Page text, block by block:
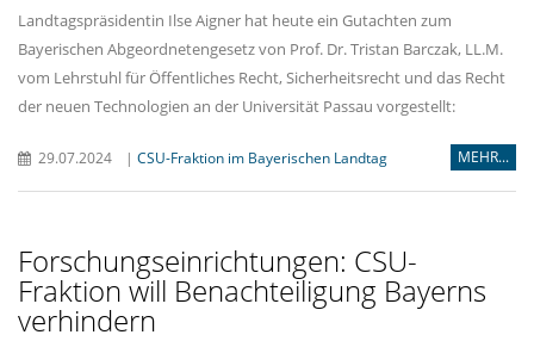
Landtagspräsidentin Ilse Aigner hat heute ein Gutachten zum
Bayerischen Abgeordnetengesetz von Prof. Dr. Tristan Barczak, LL.M.
vom Lehrstuhl für Öffentliches Recht, Sicherheitsrecht und das Recht
der neuen Technologien an der Universität Passau vorgestellt:
29.07.2024 | CSU-Fraktion im Bayerischen Landtag MEHR...
Forschungseinrichtungen: CSU-
Fraktion will Benachteiligung Bayerns
verhindern